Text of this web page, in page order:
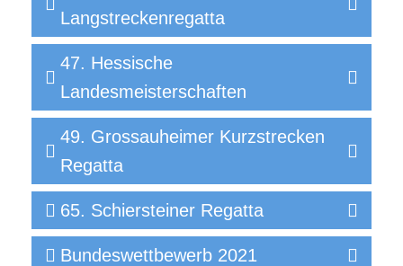
Langstreckenregatta
47. Hessische
Landesmeisterschaften
49. Grossauheimer Kurzstrecken
Regatta
65. Schiersteiner Regatta
Bundeswettbewerb 2021